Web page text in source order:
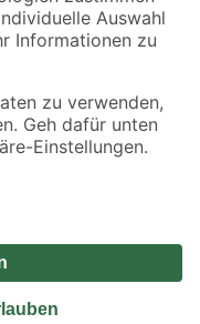
Angebote sind unter
Verfügbarkeiten beziehen
mit Speditionsversand, hier
widerrufen